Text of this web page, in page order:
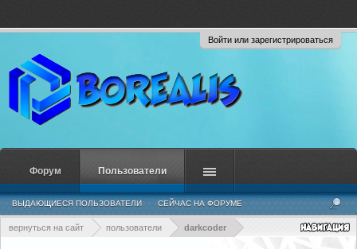
Войти или зарегистрироваться
вернуться на сайт пользователи darkcoder
Форум Пользователи
ВЫДАЮЩИЕСЯ ПОЛЬЗОВАТЕЛИ СЕЙЧАС НА ФОРУМЕ
НЕДАВНЯЯ АКТИВНОСТЬ НОВЫЕ СООБЩЕНИЯ ПРОФИЛЯ